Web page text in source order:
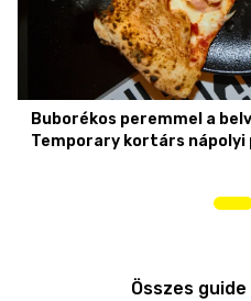
Buborékos peremmel a
Temporary kortárs
Összes